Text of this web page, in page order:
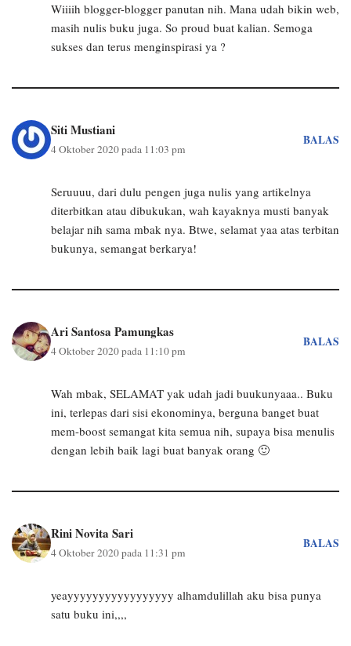
Wiiiih blogger-blogger panutan nih. Mana udah bikin web,
masih nulis buku juga. So proud buat kalian. Semoga
sukses dan terus menginspirasi ya ?
Siti Mustiani
4 Oktober 2020 pada 11:03 pm
BALAS
Seruuuu, dari dulu pengen juga nulis yang artikelnya
diterbitkan atau dibukukan, wah kayaknya musti banyak
belajar nih sama mbak nya. Btwe, selamat yaa atas terbitan
bukunya, semangat berkarya!
Ari Santosa Pamungkas
4 Oktober 2020 pada 11:10 pm
BALAS
Wah mbak, SELAMAT yak udah jadi buukunyaaa.. Buku
ini, terlepas dari sisi ekonominya, berguna banget buat
mem-boost semangat kita semua nih, supaya bisa menulis
dengan lebih baik lagi buat banyak orang 🙂
Rini Novita Sari
4 Oktober 2020 pada 11:31 pm
BALAS
yeayyyyyyyyyyyyyyyyy alhamdulillah aku bisa punya
satu buku ini,,,,